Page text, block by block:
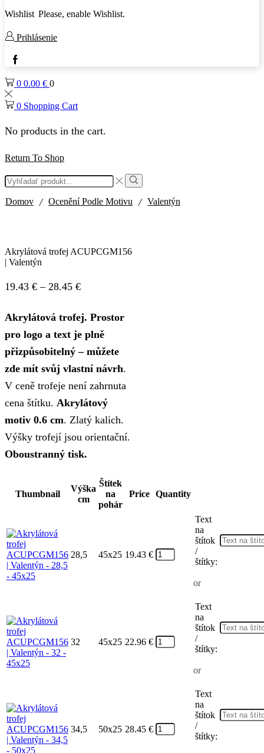
Wishlist Please, enable Wishlist.
Prihlásenie
Facebook
0 0.00 € 0
0 Shopping Cart
No products in the cart.
Return To Shop
Search
input
Search
Domov / Ocenění Podle Motivu / Valentýn
Akrylátová trofej ACUPCGM156
| Valentýn
19.43 € – 28.45 €Price
19.43 €
through
28.45 €
Akrylátová trofej. Prostor
pro logo a text je plně
přizpůsobitelný – můžete
zde mít svůj vlastní návrh.
V ceně trofeje není zahrnuta
cena štítku. Akrylátový
motiv 0.6 cm. Zlatý kalich.
Výšky trofejí jsou orientační.
Oboustranný tisk.
Thumbnail
Výška
cm
Štítek
na
pohár
Price Quantity
28,5 45x25 19.43 €
Text
na
štítok
/
štítky:
or
32 45x25 22.96 €
Text
na
štítok
/
štítky:
or
34,5 50x25 28.45 €
Text
na
štítok
/
štítky: